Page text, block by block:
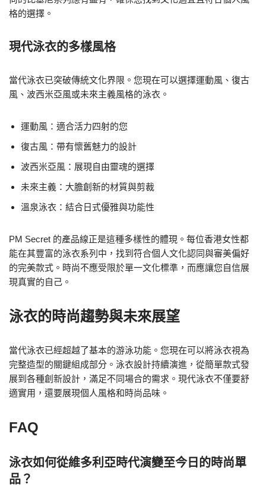
格的選擇。
現代泳衣的多樣風格
當代泳衣已突破傳統文化界限。您現在可以選擇運動風、復古
風、波西米亞風或未來主義風格的泳衣。
運動風：適合活力四射的您
復古風：帶有懷舊魅力的設計
波西米亞風：展現自由靈魂的選擇
未來主義：大膽創新的材質與剪裁
溫泉泳衣：結合日式優雅與功能性
PM Secret 的產品線正是這種多樣性的體現。每位香港女性都
能在其豐富的泳衣系列中，找到符合個人文化認同與審美偏好
的完美款式。時尚不應受限於單一文化標準，而應讓您自信展
現真實的自己。
泳衣的時尚趨勢與未來展望
當代泳衣已經超越了基本的游泳功能。您現在可以將泳衣視為
完整造型的關鍵組成部分。泳衣設計持續演進，從簡單款式發
展到各種創新設計，滿足不同場合的需求。現代泳衣不僅要舒
適實用，還要展現個人風格和時尚品味。
FAQ
泳衣如何從維多利亞時代演變至今日的時尚單
品？